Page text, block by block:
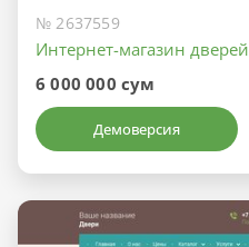
№ 2637559
Интернет-магазин дверей
6 000 000 сум
Демоверсия